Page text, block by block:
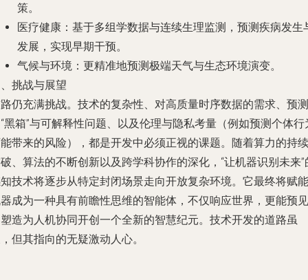
策。
医疗健康：基于多组学数据与连续生理监测，预测疾病发生
发展，实现早期干预。
气候与环境：更精准地预测极端天气与生态环境演变。
挑战与展望
仍充满挑战。技术的复杂性、对高质量时序数据的需求、预测
黑箱”与可解释性问题、以及伦理与隐私考量（例如预测个体行
带来的风险），都是开发中必须正视的课题。随着算力的持续
、算法的不断创新以及跨学科协作的深化，“让机器识别未来”
技术将逐步从特定封闭场景走向开放复杂环境。它最终将赋能
成为一种具有前瞻性思维的智能体，不仅响应世界，更能预见
造为人机协同开创一个全新的智慧纪元。技术开发的道路虽
但其指向的无疑激动人心。